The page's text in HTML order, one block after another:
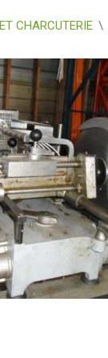
CHARCUTERIE \